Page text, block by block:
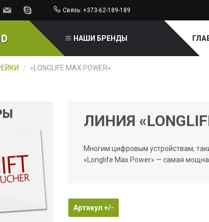
Связь: +373-62-189-189
НАШИ БРЕНДЫ
/ «LONGLIFE MAX POWER»
ЛИНИЯ
Многим цифровым устройствам,
«Longlife Max Power» — самая
Артикул +/-